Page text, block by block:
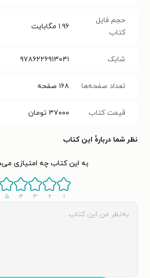
حجم فایل
کتاب
۱.۹۶ مگابایت
شابک ۹۷۸۶۲۲۶۹۱۳۰۴۱
تعداد صفحه‌ها ۱۶۸ صفحه
قیمت کتاب ۳۷۰۰۰ تومان
نظر شما دربارهٔ این کتاب
به این کتاب چه امتیازی
۱ ۲ ۳ ۴ ۵